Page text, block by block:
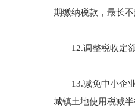
期缴纳税款，最长
12.调整税收定额
13.减免中小企业
城镇土地使用税减